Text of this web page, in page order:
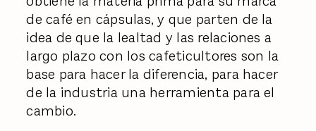
de café en cápsulas, y que parten de la
idea de que la lealtad y las relaciones a
largo plazo con los cafeticultores son la
base para hacer la diferencia, para hacer
de la industria una herramienta para el
cambio.